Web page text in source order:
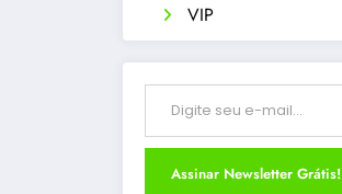
VIP
Digite seu e-mail…
Assinar Newsletter Grátis!